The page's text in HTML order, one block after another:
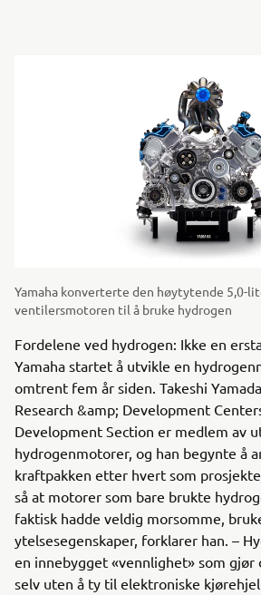
Yamaha konverterte den høytytende 5,0-
ventilersmotoren til å bruke hydrogen
Fordelene ved hydrogen: Ikke en
Yamaha startet å utvikle en
omtrent fem år siden. Takeshi
Research &amp; Development
Development Section er medlem av
hydrogenmotorer, og han begynte å
kraftpakken etter hvert som
så at motorer som bare brukte
faktisk hadde veldig morsomme,
ytelsesegenskaper, forklarer han. –
en innebygget «vennlighet» som gjør
selv uten å ty til elektroniske